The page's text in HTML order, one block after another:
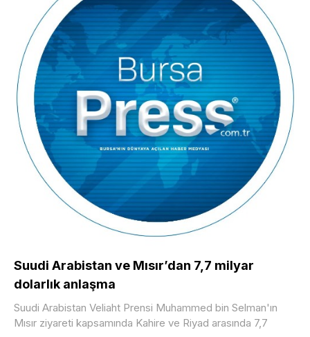
Suudi Arabistan ve Mısır’dan 7,7 milyar
dolarlık anlaşma
Suudi Arabistan Veliaht Prensi Muhammed bin Selman'ın
Mısır ziyareti kapsamında Kahire ve Riyad arasında 7,7